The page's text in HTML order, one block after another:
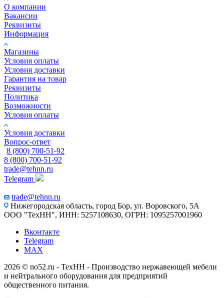
О компании
Вакансии
Реквизиты
Информация
Магазины
Условия оплаты
Условия доставки
Гарантия на товар
Реквизиты
Политика
Возможности
Условия оплаты
Условия доставки
Вопрос-ответ
8 (800) 700-51-92
8 (800) 700-51-92
trade@tehnn.ru
Telegram
trade@tehnn.ru
Нижегородская область, город Бор, ул. Воровского, 5А
ООО "ТехНН", ИНН: 5257108630, ОГРН: 1095257001960
Вконтакте
Telegram
MAX
2026 © no52.ru - ТехНН - Производство нержавеющей мебели
и нейтрального оборудования для предприятий
общественного питания.